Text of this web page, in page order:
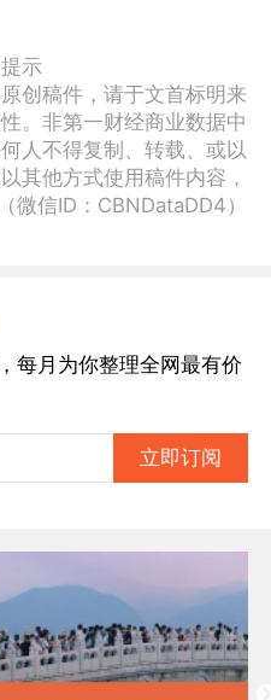
示
创稿件，请于文首标明来
。非第一财经商业数据中
人不得复制、转载、或以
其他方式使用稿件内容，
信ID：CBNDataDD4）
每月为你整理全网最有价
立即订阅